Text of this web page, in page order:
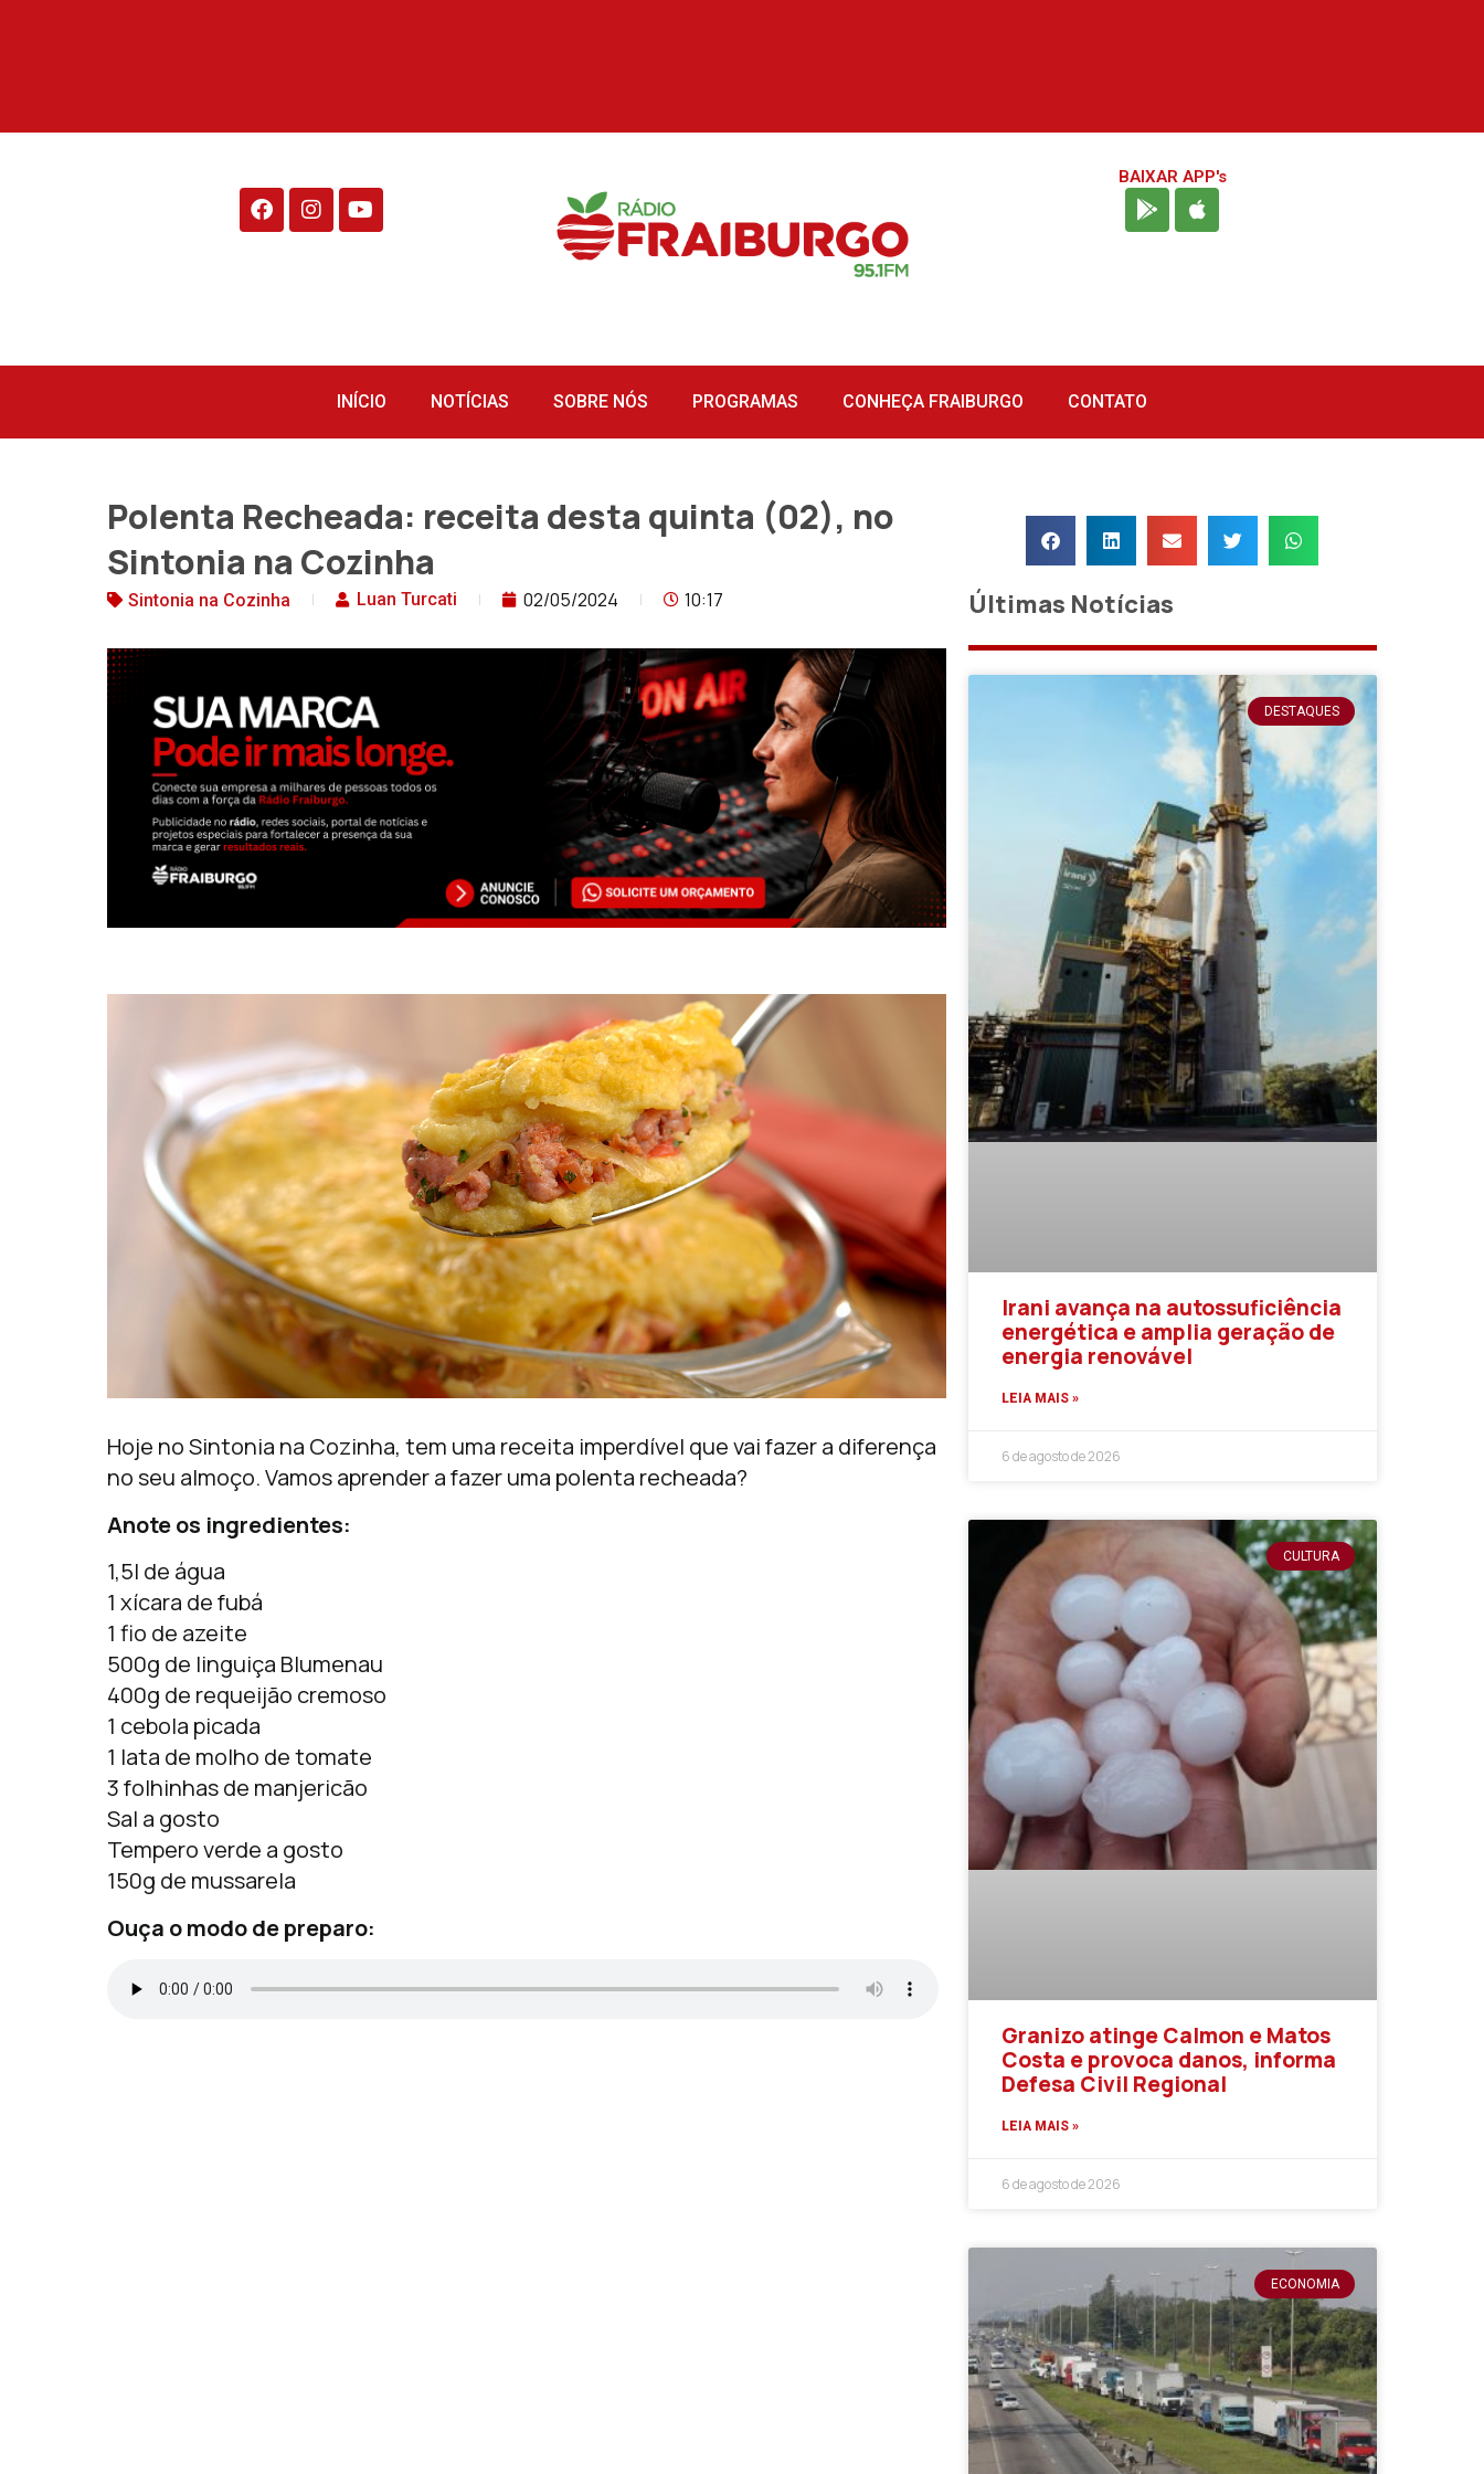
BAIXAR APP's
INÍCIO NOTÍCIAS SOBRE NÓS PROGRAMAS CONHEÇA FRAIBURGO CONTATO
Polenta Recheada: receita desta quinta (02), no
Sintonia na Cozinha
Sintonia na Cozinha Luan Turcati 02/05/2024 10:17
Hoje no Sintonia na Cozinha, tem uma receita imperdível que vai fazer a diferença
no seu almoço. Vamos aprender a fazer uma polenta recheada?
Anote os ingredientes:
1,5l de água
1 xícara de fubá
1 fio de azeite
500g de linguiça Blumenau
400g de requeijão cremoso
1 cebola picada
1 lata de molho de tomate
3 folhinhas de manjericão
Sal a gosto
Tempero verde a gosto
150g de mussarela
Ouça o modo de preparo:
Últimas Notícias
DESTAQUES
Irani avança na autossuficiência
energética e amplia geração de
energia renovável
LEIA MAIS »
6 de agosto de 2026
CULTURA
Granizo atinge Calmon e Matos
Costa e provoca danos, informa
Defesa Civil Regional
LEIA MAIS »
6 de agosto de 2026
ECONOMIA